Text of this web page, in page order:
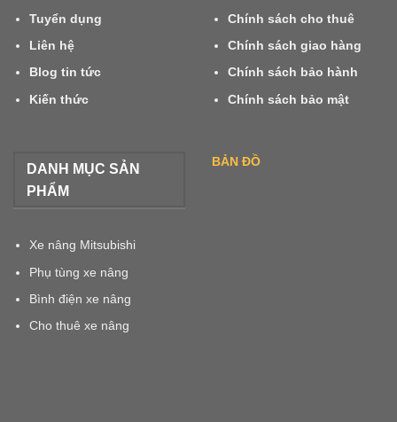
Tuyển dụng
Liên hệ
Blog tin tức
Kiến thức
Chính sách cho thuê
Chính sách giao hàng
Chính sách bảo hành
Chính sách bảo mật
DANH MỤC SẢN
PHẨM
Xe nâng Mitsubishi
Phụ tùng xe nâng
Bình điện xe nâng
Cho thuê xe nâng
BẢN ĐỒ